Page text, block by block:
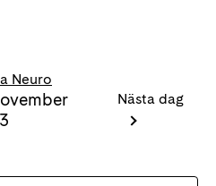
Neuro
Nästa dag